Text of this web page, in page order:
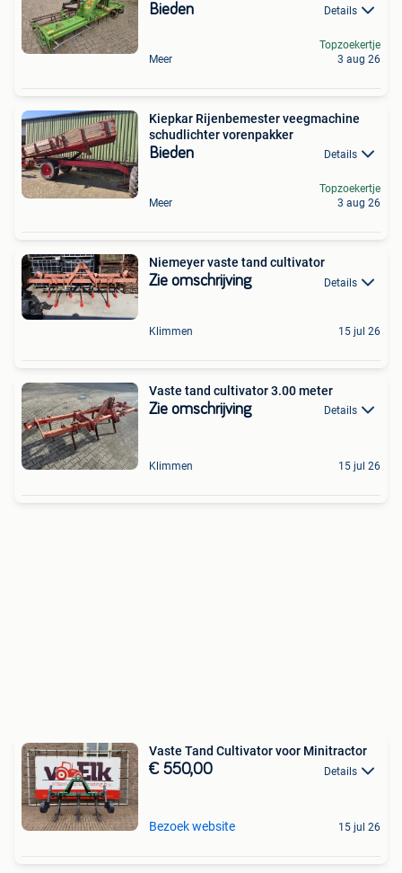
Bieden Details
Meer
Topzoekertje
3 aug 26
Kiepkar Rijenbemester veegmachine
schudlichter vorenpakker
Bieden Details
Meer
Topzoekertje
3 aug 26
Niemeyer vaste tand cultivator
Zie omschrijving Details
Klimmen 15 jul 26
Vaste tand cultivator 3.00 meter
Zie omschrijving Details
Klimmen 15 jul 26
Vaste Tand Cultivator voor Minitractor
€ 550,00 Details
Bezoek website 15 jul 26